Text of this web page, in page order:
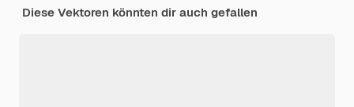
Diese Vektoren könnten dir auch gefallen